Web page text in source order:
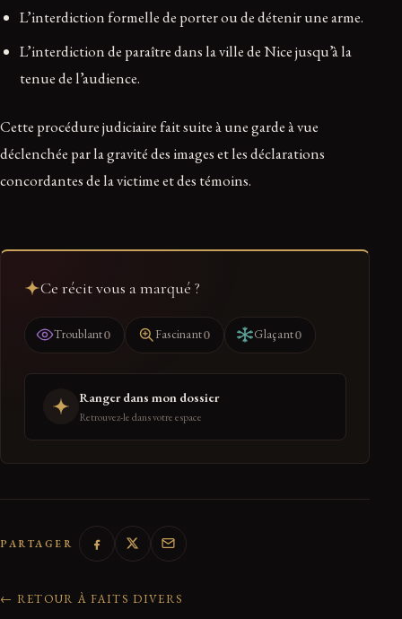
L’interdiction formelle de porter ou de détenir une arme.
L’interdiction de paraître dans la ville de Nice jusqu’à la
tenue de l’audience.
Cette procédure judiciaire fait suite à une garde à vue
déclenchée par la gravité des images et les déclarations
concordantes de la victime et des témoins.
Ce récit vous a marqué ?
Troublant0 Fascinant0 Glaçant0
Ranger dans mon dossier
Retrouvez-le dans votre espace
PARTAGER
← RETOUR À FAITS DIVERS